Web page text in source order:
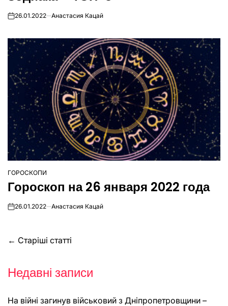
on26.01.2022 Анастасия Кацай
ОПУБЛІКУВАТИ
У
ГОРОСКОПИ
Гороскоп на 26 января 2022 года
on26.01.2022 Анастасия Кацай
Навігація
за
записами
← Старіші статті
Недавні записи
На війні загинув військовий з Дніпропетровщини –